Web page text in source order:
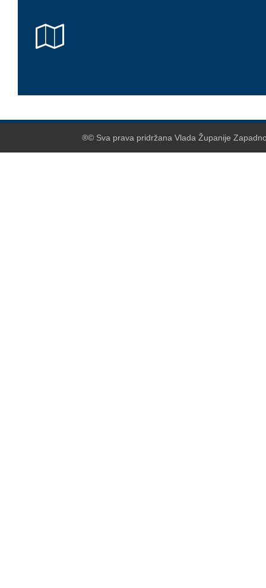
®© Sva prava pridržana Vlada Županije